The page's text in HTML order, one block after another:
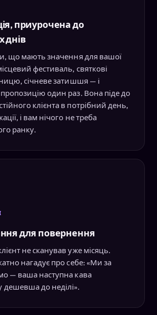
приурочена до
днів
що мають значення для вашої
фестиваль, святкові
січневе затишшя — і
один раз. Вона піде до
клієнта в потрібний день,
і вам нічого не треба
ранку.
для повернення
не сканував уже місяць.
нагадує про себе: «Ми за
— ваша наступна кава
до неділі».